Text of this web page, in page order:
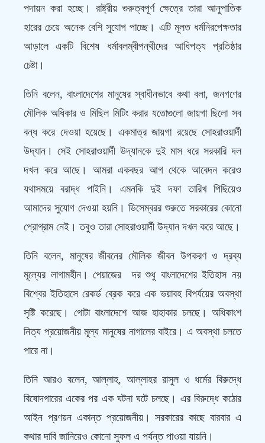
পদায়ন করা হচ্ছে। রাষ্ট্রীয় গুরুত্বপূর্ণ ক্ষেত্রে তারা আনুপাতিক
হারের চেয়ে অনেক বেশি সুযোগ পাচ্ছে। এটি মূলত ধর্মনিরপেক্ষতার
আড়ালে একটি বিশেষ ধর্মাবলম্বীপন্থীদের আধিপত্য প্রতিষ্ঠার
চেষ্টা।
তিনি বলেন, বাংলাদেশের মানুষের স্বাধীনভাবে কথা বলা, জনগণের
মৌলিক অধিকার ও মিছিল মিটিং করার যতোগুলো জায়গা ছিলো সব
বন্ধ করে দেওয়া হয়েছে। একমাত্র জায়গা রয়েছে সোহরাওয়ার্দী
উদ্যান। সেই সোহরাওয়ার্দী উদ্যানকে দুই মাস ধরে সরকারি দল
দখল করে আছে। আমরা একবছর আগ থেকে আবেদন করেও
যথাসময়ে বরাদ্ধ পাইনি। এমনকি দুই দফা তারিখ পিছিয়েও
আমাদের সুযোগ দেওয়া হয়নি। ডিসেম্বরর শুরুতে সরকারের কোনো
প্রোগ্রাম নেই। তবুও তারা সোহরাওয়ার্দী উদ্যান দখল করে আছে।
তিনি বলেন, মানুষের জীবনের মৌলিক জীবন উপকরণ ও দ্রব্য
মূল্যের লাগামহীন। পেয়াজের দর শুধু বাংলাদেশের ইতিহাস নয়
বিশ্বের ইতিহাসে রেকর্ড ব্রেক করে এক ভয়াবহ বিপর্যয়ের অবস্থা
সৃষ্টি করেছে। গোটা বাংলাদেশে আজ হাহাকার চলছে। অধিকাংশ
নিত্য প্রয়োজনীয় মূল্য মানুষের নাগালের বাইরে। এ অবস্থা চলতে
পারে না।
তিনি আরও বলেন, আল্লাহ, আল্লাহর রাসুল ও ধর্মের বিরুদ্ধে
বিষোদগারের একের পর এক ঘটনা ঘটে চলছে। এর বিরুদ্ধে কঠোর
আইন প্রণয়ন একান্ত প্রয়োজনীয়। সরকারের কাছে বারবার এ
কথার দাবি জানিয়েও কোনো সুফল এ পর্যন্ত পাওয়া যায়নি।